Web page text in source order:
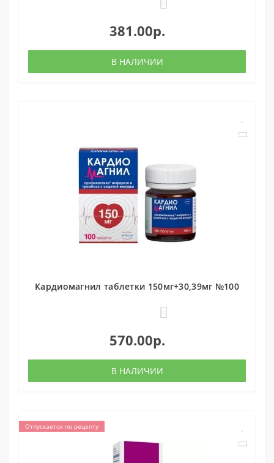
381.00р.
В НАЛИЧИИ
Кардиомагнил таблетки 150мг+30,39мг №100
570.00р.
В НАЛИЧИИ
Отпускается по рецепту